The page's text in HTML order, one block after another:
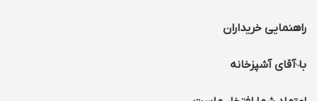
راهنمایی خریداران
با آقای آشپزخانه